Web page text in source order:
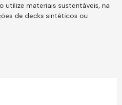
utilize materiais sustentáveis, na
de decks sintéticos ou